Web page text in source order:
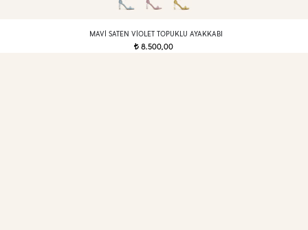
MAVI SATEN VIOLET TOPUKLU AYAKKABI
t8.500,00